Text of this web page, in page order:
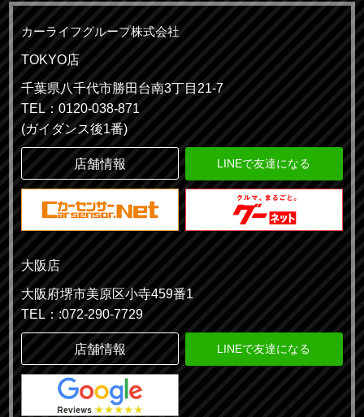
カーライフグループ株式会社
TOKYO店
千葉県八千代市勝田台南3丁目21-7
TEL：0120-038-871
(ガイダンス後1番)
店舗情報 LINEで友達になる
大阪店
大阪府堺市美原区小寺459番1
TEL：:072-290-7729
店舗情報 LINEで友達になる